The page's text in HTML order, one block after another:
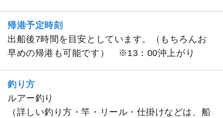
帰港予定時刻
出船後7時間を目安としています。（もちろんお
早めの帰港も可能です） ※13：00沖上がり
釣り方
ルアー釣り
（詳しい釣り方・竿・リール・仕掛けなどは、船